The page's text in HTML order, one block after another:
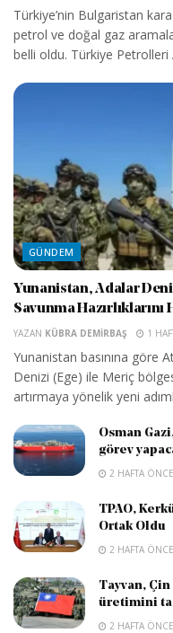
Türkiye’nin Bulgaristan
petrol ve doğal gaz
belli oldu. Türkiye Petrolleri
GÜNDEM
Yunanistan, Adalar
Savunma Hazırlıklarını
YAZAN KÜBRA DEMIRBAŞ 1
Yunanistan basınına göre
Denizi (Ege) ile Meriç
artırmaya yönelik yeni
Osman
görev
2 HAFTA ÖNCE
TPAO,
Ortak Oldu
2 HAFTA ÖNCE
Tayvan,
üretimini
2 HAFTA ÖNCE